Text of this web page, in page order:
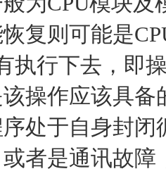
复则可能是
执行下去，即
操作应该具
处于自身封
者是通讯故